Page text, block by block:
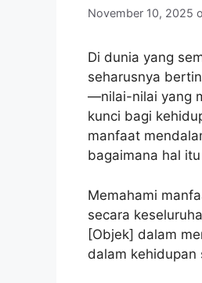
November 10, 2025
Di dunia yang
seharusnya
—nilai-nilai yang
kunci bagi
manfaat
bagaimana hal
Memahami
secara
[Objek] dalam
dalam